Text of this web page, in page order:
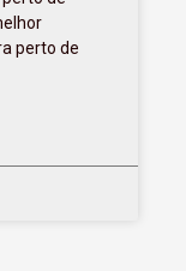
perto de